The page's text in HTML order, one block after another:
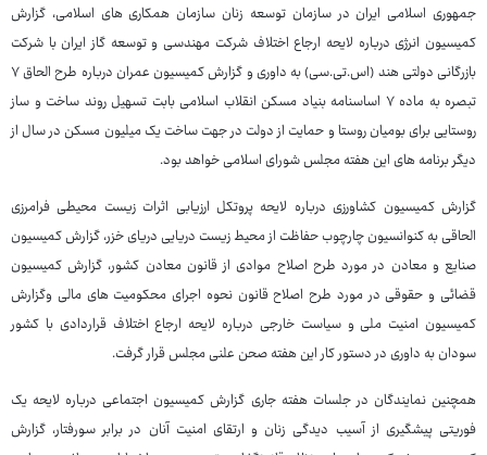
جمهوری اسلامی ایران در سازمان توسعه زنان سازمان همکاری های اسلامی، گزارش
کمیسیون انرژی درباره لایحه ارجاع اختلاف شرکت مهندسی و ‌توسعه گاز ایران با شرکت
بازرگانی دولتی هند (اس.تی.سی) به داوری و گزارش کمیسیون عمران درباره طرح الحاق ۷
تبصره به ماده ۷ اساسنامه بنیاد مسکن انقلاب اسلامی بابت تسهیل روند ساخت و ساز
روستایی برای بومیان روستا و حمایت از دولت در جهت ساخت یک میلیون مسکن در سال از
دیگر برنامه های این هفته مجلس شورای اسلامی خواهد بود.
گزارش کمیسیون کشاورزی درباره لایحه پروتکل ارزیابی اثرات زیست محیطی فرامرزی
الحاقی به کنوانسیون چارچوب حفاظت از محیط زیست دریایی دریای خزر، گزارش کمیسیون
صنایع و معادن در مورد طرح اصلاح موادی از قانون معادن کشور، گزارش کمیسیون
قضائی و حقوقی در مورد طرح اصلاح قانون نحوه اجرای محکومیت های مالی وگزارش
کمیسیون امنیت ملی و سیاست خارجی درباره لایحه ارجاع اختلاف قراردادی با کشور
سودان به داوری در دستور کار این هفته صحن علنی مجلس قرار گرفت.
همچنین نمایندگان در جلسات هفته جاری گزارش کمیسیون اجتماعی درباره لایحه یک
فوریتی پیشگیری از آسیب دیدگی زنان و ارتقای امنیت آنان در برابر سورفتار، گزارش